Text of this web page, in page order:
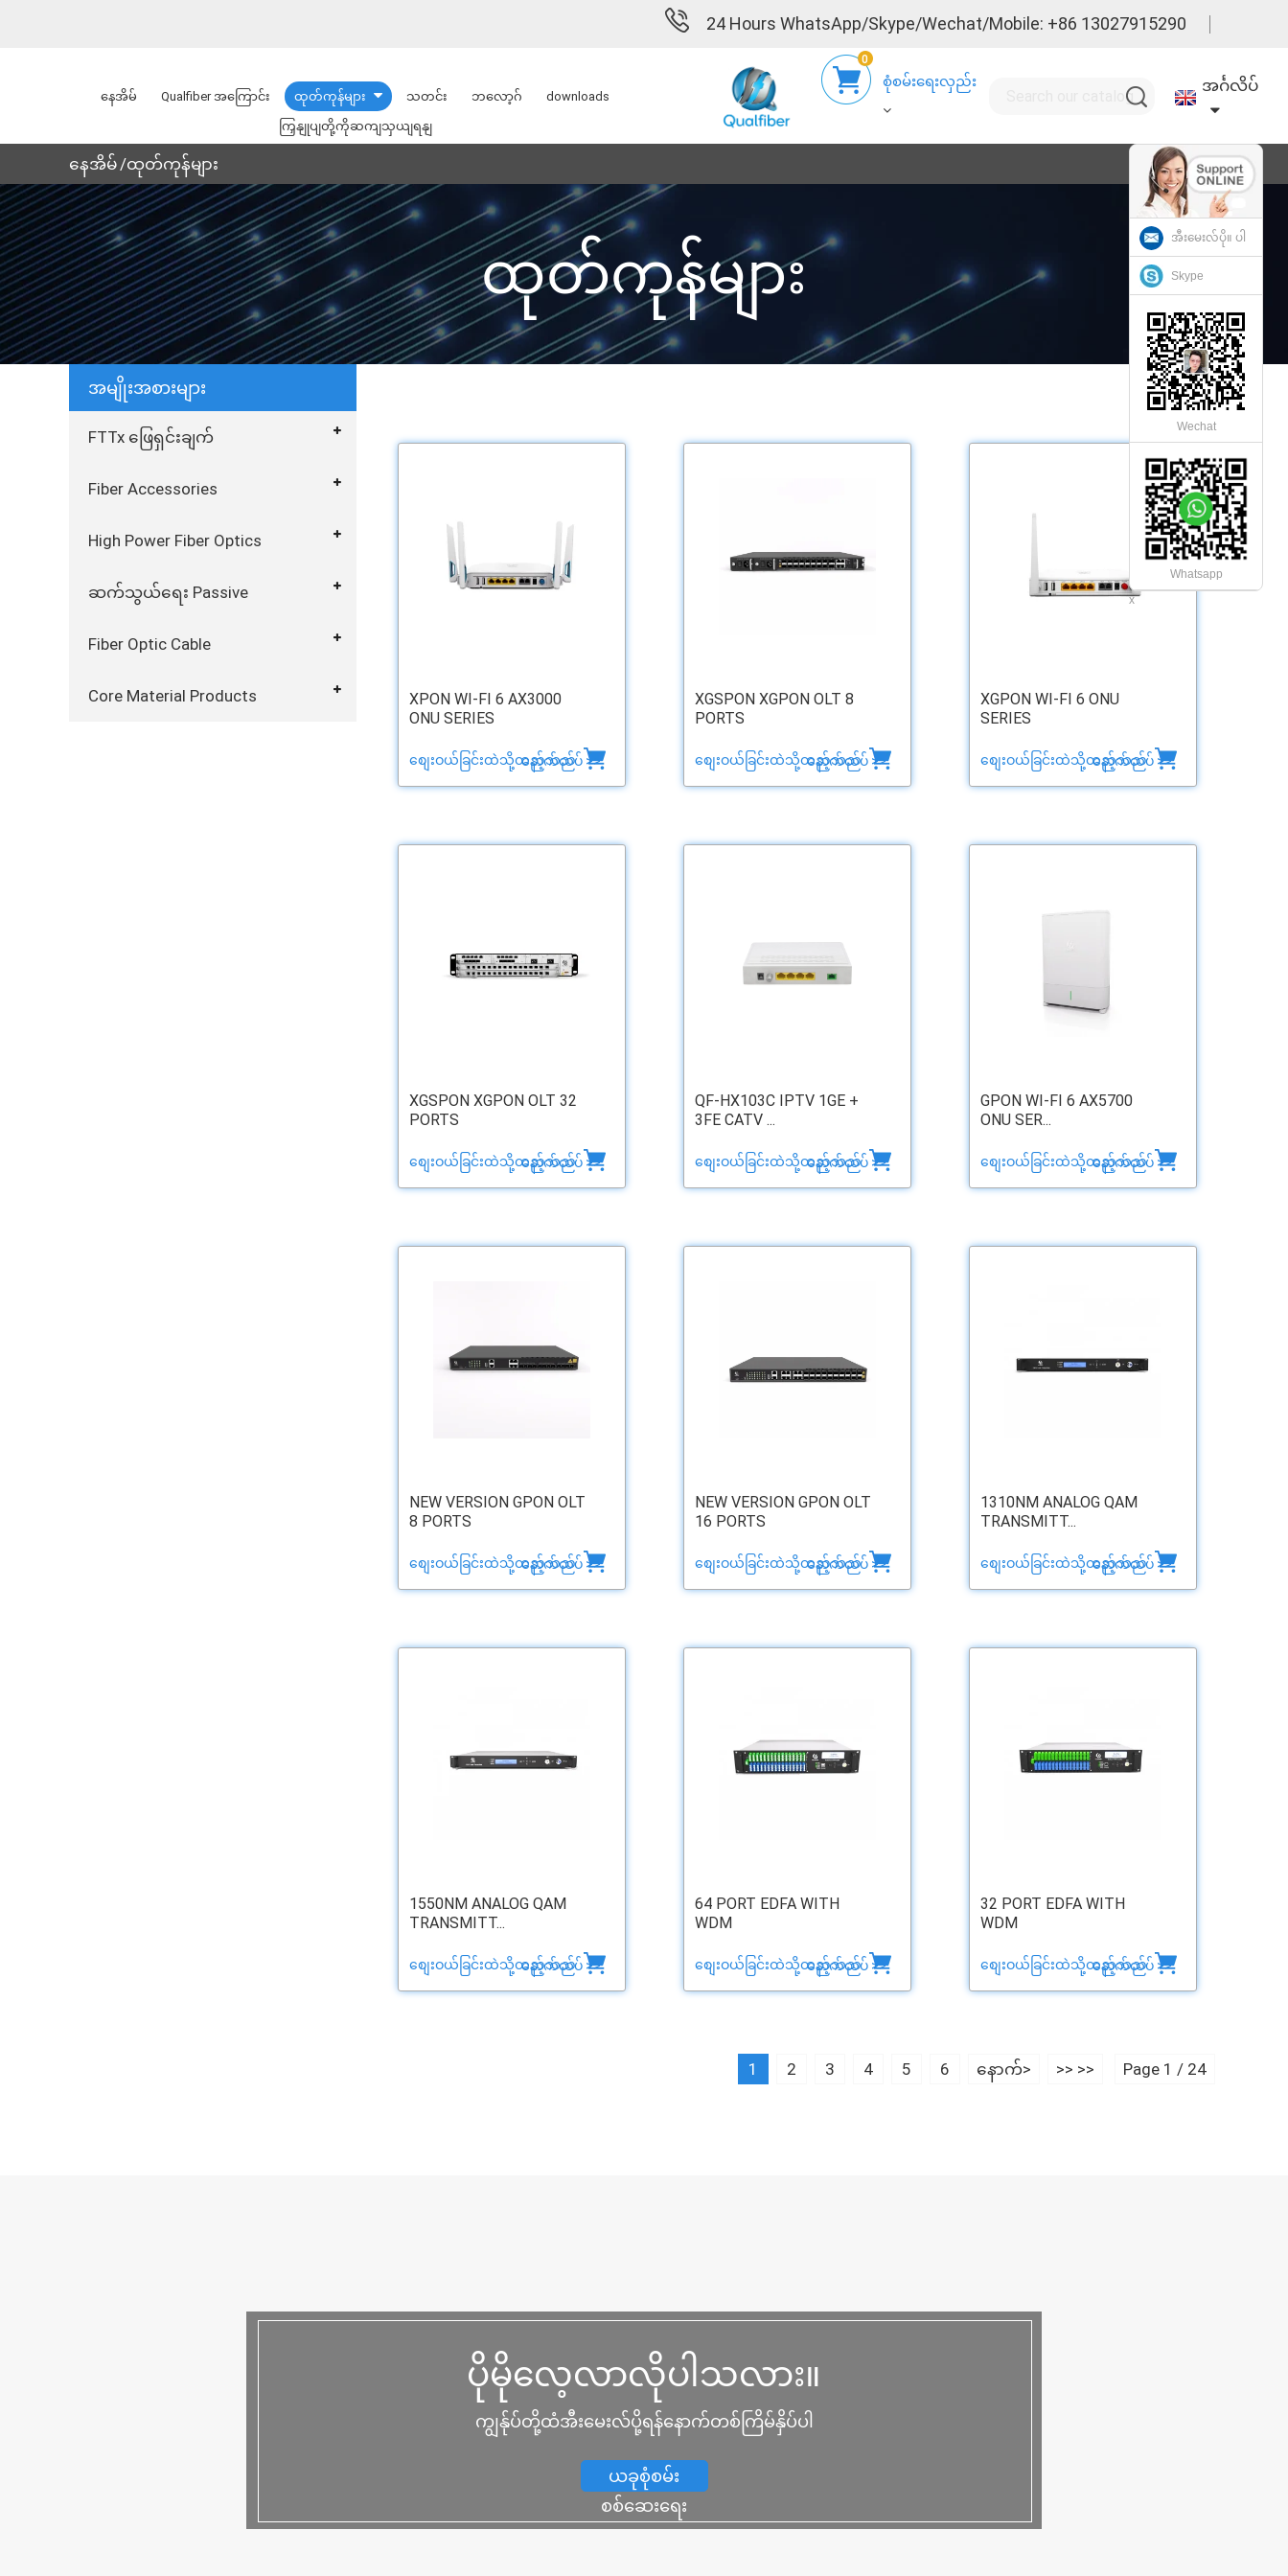
24 Hours WhatsApp/Skype/Wechat/Mobile: +86 13027915290
နေအိမ် Qualfiber အကြောင်း ထုတ်ကုန်များ သတင်း ဘလော့ဂ် downloads
ကြှနျုပျတို့ကိုဆကျသှယျရနျ
စုံစမ်းရေးလှည်း
0
အင်္ဂလိပ်
နေအိမ် ထုတ်ကုန်များ
ထုတ်ကုန်များ
အမျိုးအစားများ
FTTx ဖြေရှင်းချက်
Fiber Accessories
High Power Fiber Optics
ဆက်သွယ်ရေး Passive
Fiber Optic Cable
Core Material Products
XPON WI-FI 6 AX3000
ONU SERIES
စျေးဝယ်ခြင်းထဲသို့ထည့်သည်
နောက်ထပ် >>
XGSPON XGPON OLT 8
PORTS
စျေးဝယ်ခြင်းထဲသို့ထည့်သည်
နောက်ထပ် >>
XGPON WI-FI 6 ONU
SERIES
စျေးဝယ်ခြင်းထဲသို့ထည့်သည်
နောက်ထပ် >>
XGSPON XGPON OLT 32
PORTS
စျေးဝယ်ခြင်းထဲသို့ထည့်သည်
နောက်ထပ် >>
QF-HX103C IPTV 1GE +
3FE CATV ...
စျေးဝယ်ခြင်းထဲသို့ထည့်သည်
နောက်ထပ် >>
GPON WI-FI 6 AX5700
ONU SER...
စျေးဝယ်ခြင်းထဲသို့ထည့်သည်
နောက်ထပ် >>
NEW VERSION GPON OLT
8 PORTS
စျေးဝယ်ခြင်းထဲသို့ထည့်သည်
နောက်ထပ် >>
NEW VERSION GPON OLT
16 PORTS
စျေးဝယ်ခြင်းထဲသို့ထည့်သည်
နောက်ထပ် >>
1310NM ANALOG QAM
TRANSMITT...
စျေးဝယ်ခြင်းထဲသို့ထည့်သည်
နောက်ထပ် >>
1550NM ANALOG QAM
TRANSMITT...
စျေးဝယ်ခြင်းထဲသို့ထည့်သည်
နောက်ထပ် >>
64 PORT EDFA WITH
WDM
စျေးဝယ်ခြင်းထဲသို့ထည့်သည်
နောက်ထပ် >>
32 PORT EDFA WITH
WDM
စျေးဝယ်ခြင်းထဲသို့ထည့်သည်
နောက်ထပ် >>
1 2 3 4 5 6 နောက်> >> >> Page 1 / 24
ပိုမိုလေ့လာလိုပါသလား။
ကျွန်ုပ်တို့ထံအီးမေးလ်ပို့ရန်နောက်တစ်ကြိမ်နှိပ်ပါ
ယခုစုံစမ်း
စစ်ဆေးရေး
အီးမေးလ်ပို။ ပါ
Skype
Wechat
Whatsapp
x